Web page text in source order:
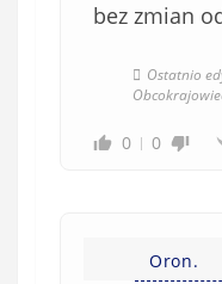
bez zmian
Ostatnio
0 0
Oron.